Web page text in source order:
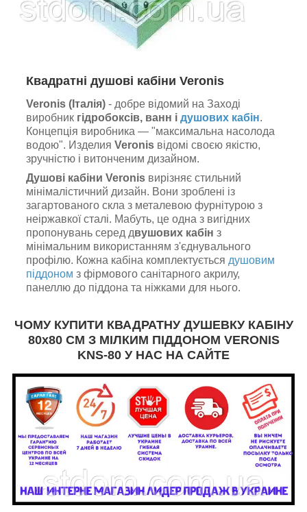
Квадратні душові кабіни Veronis
Veronis (Італія) - добре відомий на Заході
виробник гідробоксів, ванн і душових кабін.
Концепція виробника — "максимальна насолода
водою". Изделия Veronis відомі своєю якістю,
зручністю і витонченим дизайном.
Душові кабіни Veronis вирізняє стильний
мінімалістичний дизайн. Вони зроблені із
загартованого скла з металевою фурнітурою з
неіржавкої сталі. Мабуть, це одна з вигідних
пропонувань серед двушових кабін з
мінімальним використанням з'єднувального
профілю. Кожна кабіна комплектується душовим
піддоном з фірмового санітарного акрилу,
панеллю до піддона та ніжками для нього.
ЧОМУ КУПИТИ КВАДРАТНУ ДУШЕВКУ КАБІНУ
80х80 СМ З МІЛКИМ ПІДДОНОМ VERONIS
KNS-80 У НАС НА САЙТЕ